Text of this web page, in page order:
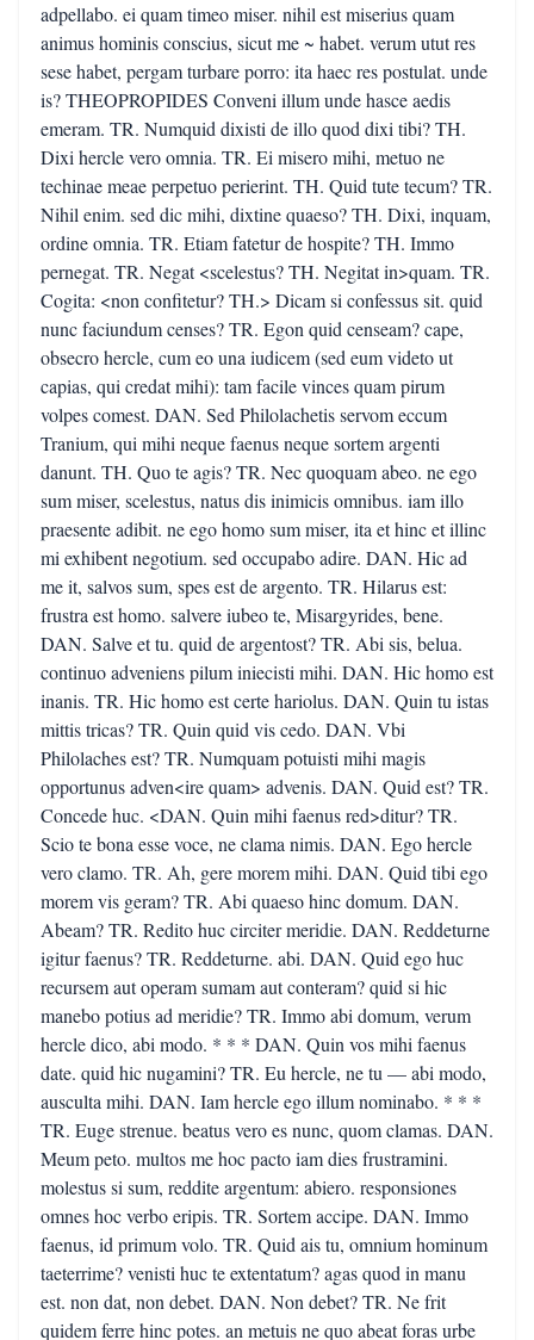
adpellabo. ei quam timeo miser. nihil est miserius quam
animus hominis conscius, sicut me ~ habet. verum utut res
sese habet, pergam turbare porro: ita haec res postulat. unde
is? THEOPROPIDES Conveni illum unde hasce aedis
emeram. TR. Numquid dixisti de illo quod dixi tibi? TH.
Dixi hercle vero omnia. TR. Ei misero mihi, metuo ne
techinae meae perpetuo perierint. TH. Quid tute tecum? TR.
Nihil enim. sed dic mihi, dixtine quaeso? TH. Dixi, inquam,
ordine omnia. TR. Etiam fatetur de hospite? TH. Immo
pernegat. TR. Negat <scelestus? TH. Negitat in>quam. TR.
Cogita: <non confitetur? TH.> Dicam si confessus sit. quid
nunc faciundum censes? TR. Egon quid censeam? cape,
obsecro hercle, cum eo una iudicem (sed eum videto ut
capias, qui credat mihi): tam facile vinces quam pirum
volpes comest. DAN. Sed Philolachetis servom eccum
Tranium, qui mihi neque faenus neque sortem argenti
danunt. TH. Quo te agis? TR. Nec quoquam abeo. ne ego
sum miser, scelestus, natus dis inimicis omnibus. iam illo
praesente adibit. ne ego homo sum miser, ita et hinc et illinc
mi exhibent negotium. sed occupabo adire. DAN. Hic ad
me it, salvos sum, spes est de argento. TR. Hilarus est:
frustra est homo. salvere iubeo te, Misargyrides, bene.
DAN. Salve et tu. quid de argentost? TR. Abi sis, belua.
continuo adveniens pilum iniecisti mihi. DAN. Hic homo est
inanis. TR. Hic homo est certe hariolus. DAN. Quin tu istas
mittis tricas? TR. Quin quid vis cedo. DAN. Vbi
Philolaches est? TR. Numquam potuisti mihi magis
opportunus adven<ire quam> advenis. DAN. Quid est? TR.
Concede huc. <DAN. Quin mihi faenus red>ditur? TR.
Scio te bona esse voce, ne clama nimis. DAN. Ego hercle
vero clamo. TR. Ah, gere morem mihi. DAN. Quid tibi ego
morem vis geram? TR. Abi quaeso hinc domum. DAN.
Abeam? TR. Redito huc circiter meridie. DAN. Reddeturne
igitur faenus? TR. Reddeturne. abi. DAN. Quid ego huc
recursem aut operam sumam aut conteram? quid si hic
manebo potius ad meridie? TR. Immo abi domum, verum
hercle dico, abi modo. * * * DAN. Quin vos mihi faenus
date. quid hic nugamini? TR. Eu hercle, ne tu — abi modo,
ausculta mihi. DAN. Iam hercle ego illum nominabo. * * *
TR. Euge strenue. beatus vero es nunc, quom clamas. DAN.
Meum peto. multos me hoc pacto iam dies frustramini.
molestus si sum, reddite argentum: abiero. responsiones
omnes hoc verbo eripis. TR. Sortem accipe. DAN. Immo
faenus, id primum volo. TR. Quid ais tu, omnium hominum
taeterrime? venisti huc te extentatum? agas quod in manu
est. non dat, non debet. DAN. Non debet? TR. Ne frit
quidem ferre hinc potes. an metuis ne quo abeat foras urbe